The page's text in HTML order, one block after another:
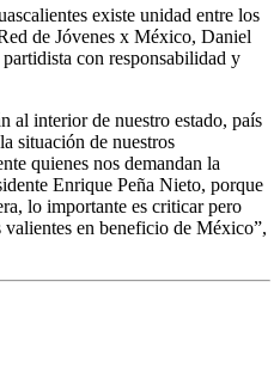
existe unidad entre los
de Jóvenes x México, Daniel
con responsabilidad y
al interior de nuestro estado, país
situación de nuestros
quienes nos demandan la
Enrique Peña Nieto, porque
lo importante es criticar pero
en beneficio de México”,